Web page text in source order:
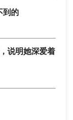
到的
说明她深爱着